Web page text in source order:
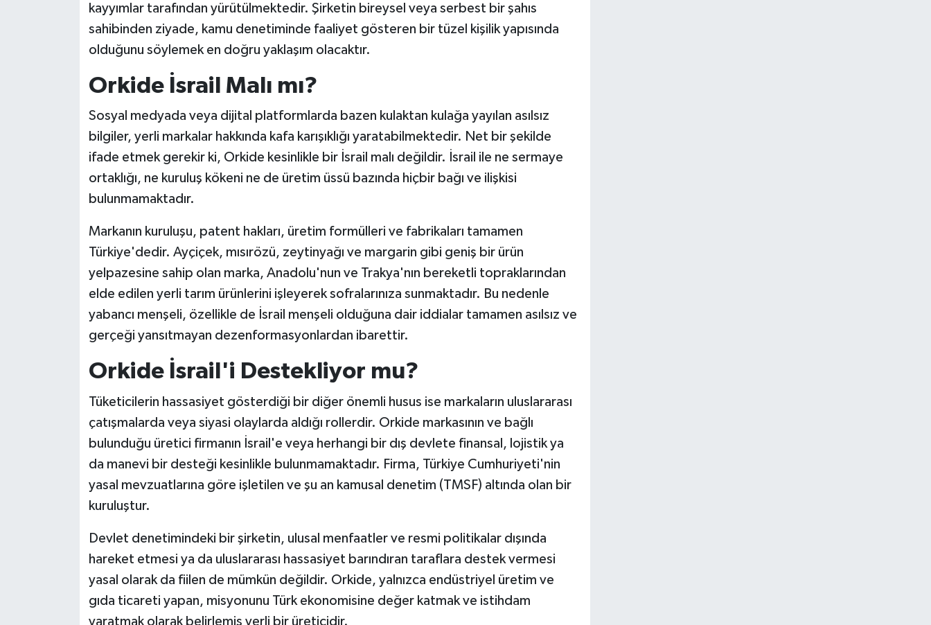
kayyımlar tarafından yürütülmektedir. Şirketin bireysel veya serbest bir şahıs
sahibinden ziyade, kamu denetiminde faaliyet gösteren bir tüzel kişilik yapısında
olduğunu söylemek en doğru yaklaşım olacaktır.
Orkide İsrail Malı mı?
Sosyal medyada veya dijital platformlarda bazen kulaktan kulağa yayılan asılsız
bilgiler, yerli markalar hakkında kafa karışıklığı yaratabilmektedir. Net bir şekilde
ifade etmek gerekir ki, Orkide kesinlikle bir İsrail malı değildir. İsrail ile ne sermaye
ortaklığı, ne kuruluş kökeni ne de üretim üssü bazında hiçbir bağı ve ilişkisi
bulunmamaktadır.
Markanın kuruluşu, patent hakları, üretim formülleri ve fabrikaları tamamen
Türkiye'dedir. Ayçiçek, mısırözü, zeytinyağı ve margarin gibi geniş bir ürün
yelpazesine sahip olan marka, Anadolu'nun ve Trakya'nın bereketli topraklarından
elde edilen yerli tarım ürünlerini işleyerek sofralarınıza sunmaktadır. Bu nedenle
yabancı menşeli, özellikle de İsrail menşeli olduğuna dair iddialar tamamen asılsız ve
gerçeği yansıtmayan dezenformasyonlardan ibarettir.
Orkide İsrail'i Destekliyor mu?
Tüketicilerin hassasiyet gösterdiği bir diğer önemli husus ise markaların uluslararası
çatışmalarda veya siyasi olaylarda aldığı rollerdir. Orkide markasının ve bağlı
bulunduğu üretici firmanın İsrail'e veya herhangi bir dış devlete finansal, lojistik ya
da manevi bir desteği kesinlikle bulunmamaktadır. Firma, Türkiye Cumhuriyeti'nin
yasal mevzuatlarına göre işletilen ve şu an kamusal denetim (TMSF) altında olan bir
kuruluştur.
Devlet denetimindeki bir şirketin, ulusal menfaatler ve resmi politikalar dışında
hareket etmesi ya da uluslararası hassasiyet barındıran taraflara destek vermesi
yasal olarak da fiilen de mümkün değildir. Orkide, yalnızca endüstriyel üretim ve
gıda ticareti yapan, misyonunu Türk ekonomisine değer katmak ve istihdam
yaratmak olarak belirlemiş yerli bir üreticidir.